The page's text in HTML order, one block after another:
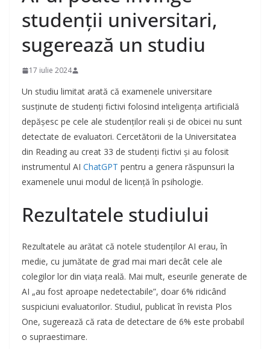
studenții universitari,
sugerează un studiu
17 iulie 2024
Un studiu limitat arată că examenele universitare
susținute de studenți fictivi folosind inteligența artificială
depășesc pe cele ale studenților reali și de obicei nu sunt
detectate de evaluatori. Cercetătorii de la Universitatea
din Reading au creat 33 de studenți fictivi și au folosit
instrumentul AI ChatGPT pentru a genera răspunsuri la
examenele unui modul de licență în psihologie.
Rezultatele studiului
Rezultatele au arătat că notele studenților AI erau, în
medie, cu jumătate de grad mai mari decât cele ale
colegilor lor din viața reală. Mai mult, eseurile generate de
AI „au fost aproape nedetectabile”, doar 6% ridicând
suspiciuni evaluatorilor. Studiul, publicat în revista Plos
One, sugerează că rata de detectare de 6% este probabil
o supraestimare.